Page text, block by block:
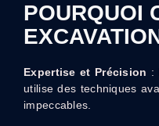
POURQUOI
Expertise et Précision :
utilise des techniques
impeccables.